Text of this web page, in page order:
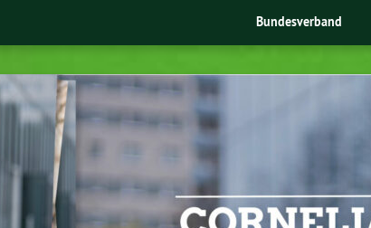
Bundesverband